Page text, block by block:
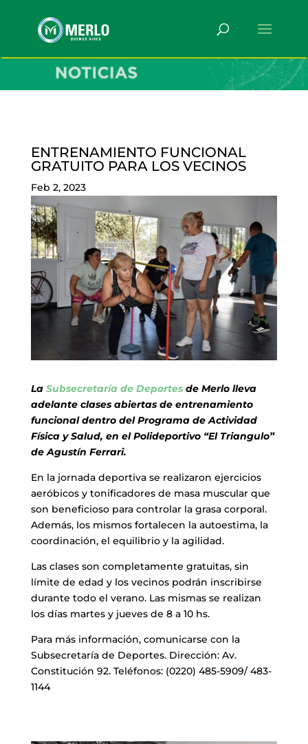
ENTRENAMIENTO FUNCIONAL
GRATUITO PARA LOS VECINOS
Feb 2, 2023
La Subsecretaría de Deportesde Merlo lleva
adelante clases abiertas de entrenamiento
funcional dentro del Programa de Actividad
Física y Salud, en el Polideportivo “El Triangulo”
de Agustín Ferrari.
En la jornada deportiva se realizaron ejercicios
aeróbicos y tonificadores de masa muscular que
son beneficioso para controlar la grasa corporal.
Además, los mismos fortalecen la autoestima, la
coordinación, el equilibrio y la agilidad.
Las clases son completamente gratuitas, sin
límite de edad y los vecinos podrán inscribirse
durante todo el verano. Las mismas se realizan
los días martes y jueves de 8 a 10 hs.
Para más información, comunicarse con la
Subsecretaría de Deportes. Dirección: Av.
Constitución 92. Teléfonos: (0220) 485-5909/ 483-
1144